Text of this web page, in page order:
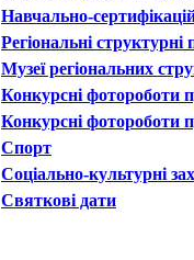
Навчально-
Регіональні структурні
Музеї регіональних
Конкурсні фотороботи
Конкурсні фотороботи
Спорт
Соціально-культурні
Святкові дати